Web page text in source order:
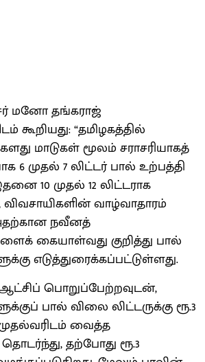
மனோ தங்கராஜ்
கூறியது: “தமிழகத்தில்
மாடுகள் மூலம் சராசரியாகத்
6 முதல் 7 லிட்டர் பால் உற்பத்தி
10 முதல் 12 லிட்டராக
விவசாயிகளின் வாழ்வாதாரம்
நவீனத்
கையாள்வது குறித்து பால்
எடுத்துரைக்கப்பட்டுள்ளது.
பொறுப்பேற்றவுடன்,
பால் விலை லிட்டருக்கு ரூ.3
வைத்த
தற்போது ரூ.3